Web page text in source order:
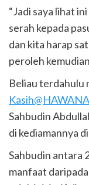
“Jadi saya lihat
serah kepada
dan kita harap
peroleh
Beliau terdahulu
Sahbudin
di kediamannya
Sahbudin antara
manfaat